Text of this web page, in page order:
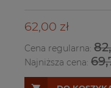
62,00 zł
Cena regularna:
Najniższa cena: